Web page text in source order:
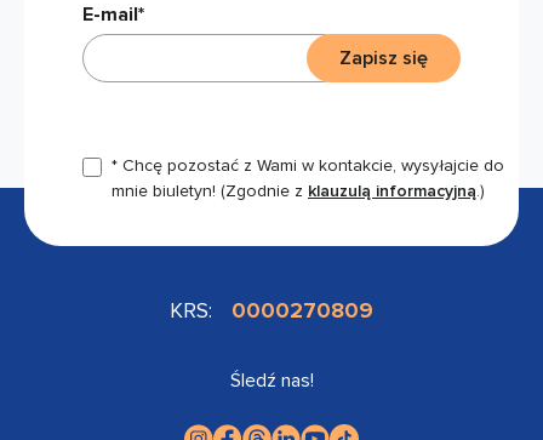
E-mail*
* Chcę pozostać z Wami w kontakcie, wysyłajcie do
mnie biuletyn! (Zgodnie z klauzulą informacyjną.)
Zapisz się
KRS: 0000270809
Śledź nas!